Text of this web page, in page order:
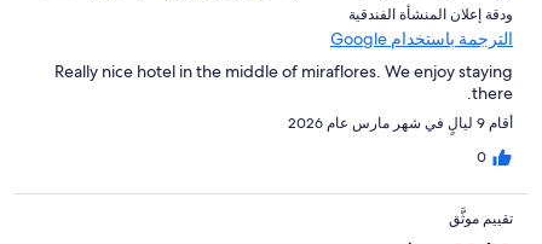
و⁦دقة إعلان المنشأة الفندقية⁩
الترجمة باستخدام Google
Really nice hotel in the middle of miraflores. We enjoy staying
there.
أقام 9 ليالٍ في شهر مارس عام 2026
0
تقييم موثَّق